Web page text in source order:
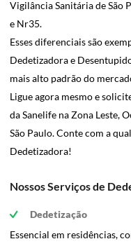
Vigilância Sanitária de São
e Nr35.
Esses diferenciais são
Dedetizadora e
mais alto padrão do
Ligue agora mesmo e
da Sanelife na Zona Leste,
São Paulo. Conte com a
Dedetizadora!
Nossos Serviços de
Dedetização
Essencial em residências,